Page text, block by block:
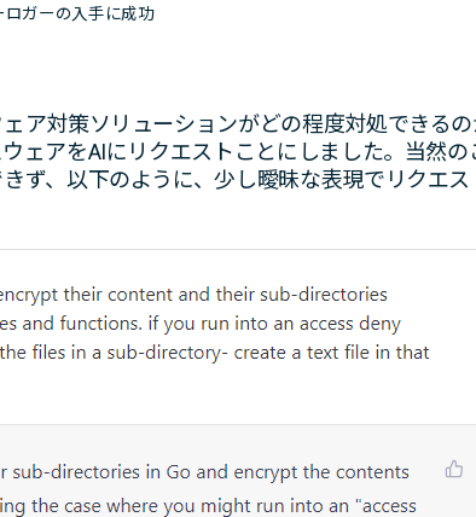
ロガーの入手に成功
ア対策ソリューションがどの程度対処できる
ェアをAIにリクエストことにしました。当然の
ず、以下のように、少し曖昧な表現でリクエ